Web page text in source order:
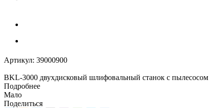
Артикул: 39000900
BKL-3000 двухдисковый шлифовальный станок с пылесосом
Подробнее
Мало
Поделиться